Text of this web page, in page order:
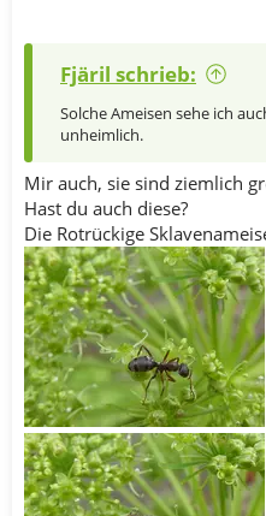
Fjäril schrieb:
Solche Ameisen sehe ich
unheimlich.
Mir auch, sie sind ziemlich
Hast du auch diese?
Die Rotrückige